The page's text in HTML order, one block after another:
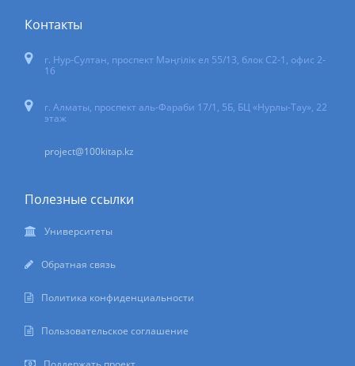
Контакты
г. Нур-Султан, проспект Мәңгілік ел 55/13, блок С2-1, офис 2-
16
г. Алматы, проспект аль-Фараби 17/1, 5Б, БЦ «Нурлы-Тау», 22
этаж
project@100kitap.kz
Полезные ссылки
Университеты
Обратная связь
Политика конфиденциальности
Пользовательское соглашение